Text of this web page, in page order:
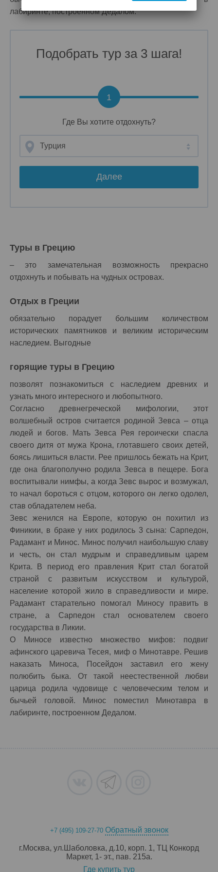
лабиринте, построенном Дедалом.
Подобрать тур за 3 шага!
Где Вы хотите отдохнуть?
Турция
Далее
1
Туры в Грецию
– это замечательная возможность прекрасно
отдохнуть и побывать на чудных островах.
Отдых в Греции
обязательно порадует большим количеством
исторических памятников и великим историческим
наследием. Выгодные
горящие туры в Грецию
позволят познакомиться с наследием древних и
узнать много интересного и любопытного.
Согласно древнегреческой мифологии, этот
волшебный остров считается родиной Зевса – отца
людей и богов. Мать Зевса Рея героически спасла
своего дитя от мужа Крона, глотавшего своих детей,
боясь лишиться власти. Рее пришлось бежать на Крит,
где она благополучно родила Зевса в пещере. Бога
воспитывали нимфы, а когда Зевс вырос и возмужал,
то начал бороться с отцом, которого он легко одолел,
став обладателем неба.
Зевс женился на Европе, которую он похитил из
Финикии, в браке у них родилось 3 сына: Сарпедон,
Радамант и Минос. Минос получил наибольшую славу
и честь, он стал мудрым и справедливым царем
Крита. В период его правления Крит стал богатой
страной с развитым искусством и культурой,
население которой жило в справедливости и мире.
Радамант старательно помогал Миносу править в
стране, а Сарпедон стал основателем своего
государства в Ликии.
О Миносе известно множество мифов: подвиг
афинского царевича Тесея, миф о Минотавре. Решив
наказать Миноса, Посейдон заставил его жену
полюбить быка. От такой неестественной любви
царица родила чудовище с человеческим телом и
бычьей головой. Минос поместил Минотавра в
лабиринте, построенном Дедалом.
+7 (495) 109-27-70 Обратный звонок
г.Москва, ул.Шаболовка, д.10, корп. 1, ТЦ Конкорд
Маркет, 1- эт., пав. 215a.
Где купить тур